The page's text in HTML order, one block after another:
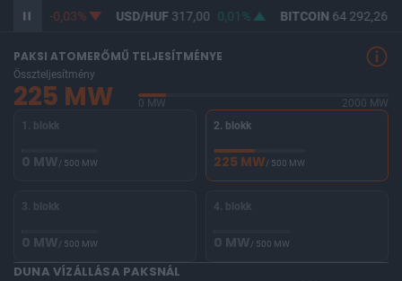
365,28 -0,03% USD/HUF317,00 0,01% BITCOIN 64 292,26
PAKSI ATOMERŐMŰ TELJESÍTMÉNYE
Összteljesítmény
225 MW 0 MW
2000 MW
1. blokk
0 MW/ 500 MW
2. blokk
225 MW/ 500 MW
3. blokk
0 MW/ 500 MW
4. blokk
0 MW/ 500 MW
DUNA VÍZÁLLÁSA PAKSNÁL